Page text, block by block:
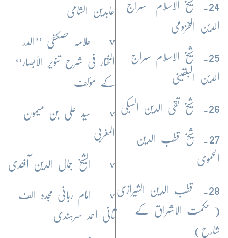
24. شیخ الاسلام سراج
الدین المخزومی
25. شیخ الاسلام سراج
الدین البلقینی
26. شیخ تقی الدین السبکی
27. شیخ قطب الدین
الحموی
28. قطب الدین الشیرازی
( حکمت الاشراق کے
شارح)
عابدین الشامی
v علامہ حصکفی ’’الدر
المختار فی شرح تنویر الأبصار‘‘
کے مؤلف
v سید علی بن میمون
المغربی
v الشیخ جمال الدین آفندی
v امام ربانی مجدد الف
ثانی احمد سرہندی